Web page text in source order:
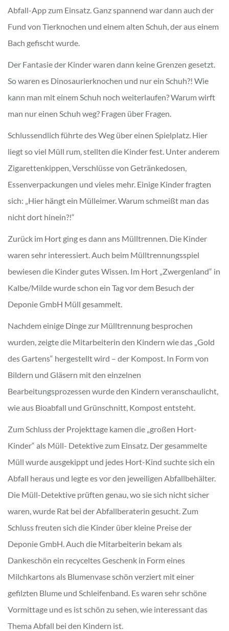
Abfall-App zum Einsatz. Ganz spannend war dann auch der
Fund von Tierknochen und einem alten Schuh, der aus einem
Bach gefischt wurde.
Der Fantasie der Kinder waren dann keine Grenzen gesetzt.
So waren es Dinosaurierknochen und nur ein Schuh?! Wie
kann man mit einem Schuh noch weiterlaufen? Warum wirft
man nur einen Schuh weg? Fragen über Fragen.
Schlussendlich führte des Weg über einen Spielplatz. Hier
liegt so viel Müll rum, stellten die Kinder fest. Unter anderem
Zigarettenkippen, Verschlüsse von Getränkedosen,
Essenverpackungen und vieles mehr. Einige Kinder fragten
sich: „Hier hängt ein Mülleimer. Warum schmeißt man das
nicht dort hinein?!“
Zurück im Hort ging es dann ans Mülltrennen. Die Kinder
waren sehr interessiert. Auch beim Mülltrennungsspiel
bewiesen die Kinder gutes Wissen. Im Hort „Zwergenland“ in
Kalbe/Milde wurde schon ein Tag vor dem Besuch der
Deponie GmbH Müll gesammelt.
Nachdem einige Dinge zur Mülltrennung besprochen
wurden, zeigte die Mitarbeiterin den Kindern wie das „Gold
des Gartens“ hergestellt wird – der Kompost. In Form von
Bildern und Gläsern mit den einzelnen
Bearbeitungsprozessen wurde den Kindern veranschaulicht,
wie aus Bioabfall und Grünschnitt, Kompost entsteht.
Zum Schluss der Projekttage kamen die „großen Hort-
Kinder“ als Müll- Detektive zum Einsatz. Der gesammelte
Müll wurde ausgekippt und jedes Hort-Kind suchte sich ein
Abfall heraus und legte es vor den jeweiligen Abfallbehälter.
Die Müll-Detektive prüften genau, wo sie sich nicht sicher
waren, wurde Rat bei der Abfallberaterin gesucht. Zum
Schluss freuten sich die Kinder über kleine Preise der
Deponie GmbH. Auch die Mitarbeiterin bekam als
Dankeschön ein recyceltes Geschenk in Form eines
Milchkartons als Blumenvase schön verziert mit einer
gefilzten Blume und Schleifenband. Es waren sehr schöne
Vormittage und es ist schön zu sehen, wie interessant das
Thema Abfall bei den Kindern ist.